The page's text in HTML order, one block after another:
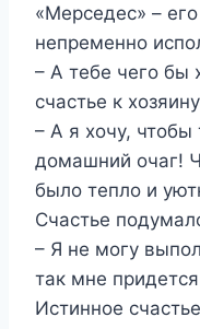
«Мерседес» –
непременно
– А тебе чего бы
счастье к
– А я хочу,
домашний очаг!
было тепло и
Счастье
– Я не могу
так мне
Истинное